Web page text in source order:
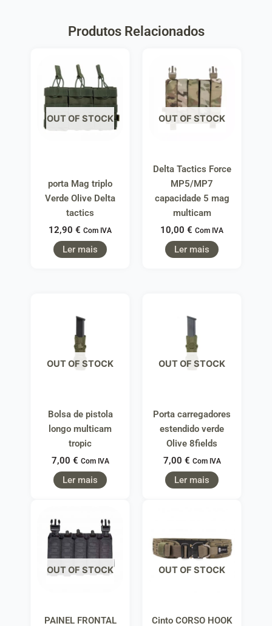
Produtos Relacionados
OUT OF STOCK
porta Mag triplo
Verde Olive Delta
tactics
12,90 € Com IVA
Ler mais
OUT OF STOCK
Delta Tactics Force
MP5/MP7
capacidade 5 mag
multicam
10,00 € Com IVA
Ler mais
OUT OF STOCK
Bolsa de pistola
longo multicam
tropic
7,00 € Com IVA
Ler mais
OUT OF STOCK
Porta carregadores
estendido verde
Olive 8fields
7,00 € Com IVA
Ler mais
OUT OF STOCK
PAINEL FRONTAL
OUT OF STOCK
Cinto CORSO HOOK